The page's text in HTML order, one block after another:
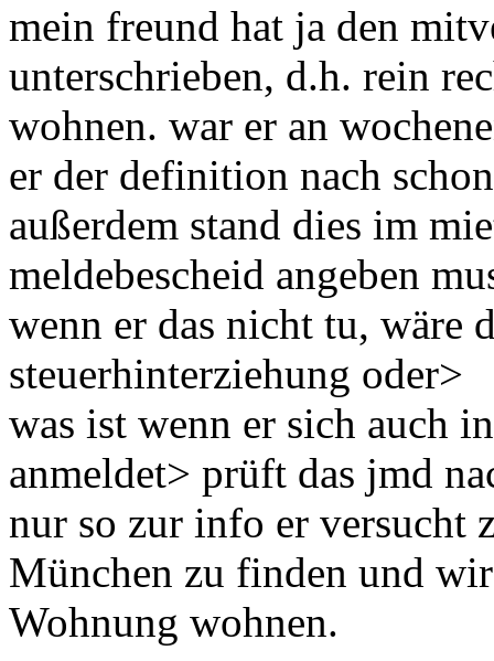
mein freund hat ja den
unterschrieben, d.h. rein
wohnen. war er an
er der definition nach
außerdem stand dies im
meldebescheid angeben
wenn er das nicht tu, wäre
steuerhinterziehung oder>
was ist wenn er sich auch
anmeldet> prüft das jmd
nur so zur info er versucht
München zu finden und
Wohnung wohnen.